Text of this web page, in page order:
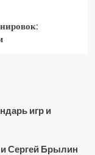
игр и
Сергей Брылин